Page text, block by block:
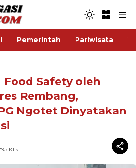
Pemerintah Pariwisata
Food Safety oleh
Rembang,
Ngotet Dinyatakan
Klik